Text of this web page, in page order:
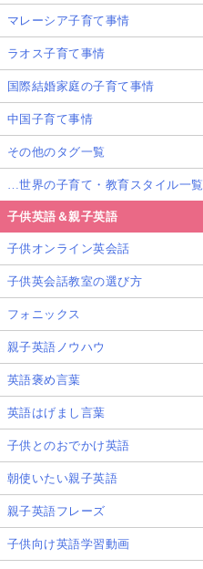
マレーシア子育て事情
ラオス子育て事情
国際結婚家庭の子育て事情
中国子育て事情
その他のタグ一覧
…世界の子育て・教育スタイル一覧
子供英語＆親子英語
子供オンライン英会話
子供英会話教室の選び方
フォニックス
親子英語ノウハウ
英語褒め言葉
英語はげまし言葉
子供とのおでかけ英語
朝使いたい親子英語
親子英語フレーズ
子供向け英語学習動画